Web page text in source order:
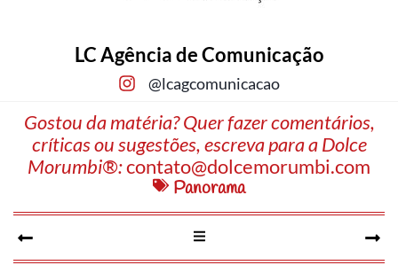
LC Agência de Comunicação
@lcagcomunicacao
Gostou da matéria? Quer fazer comentários,
críticas ou sugestões, escreva para a Dolce
Morumbi®:contato@dolcemorumbi.com
Panorama